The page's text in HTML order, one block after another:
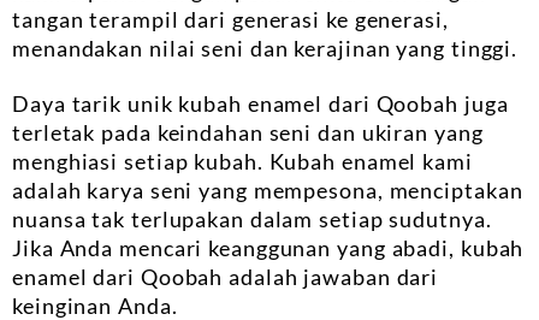
tangan terampil dari generasi ke generasi,
menandakan nilai seni dan kerajinan yang tinggi.
Daya tarik unik kubah enamel dari Qoobah juga
terletak pada keindahan seni dan ukiran yang
menghiasi setiap kubah. Kubah enamel kami
adalah karya seni yang mempesona, menciptakan
nuansa tak terlupakan dalam setiap sudutnya.
Jika Anda mencari keanggunan yang abadi, kubah
enamel dari Qoobah adalah jawaban dari
keinginan Anda.